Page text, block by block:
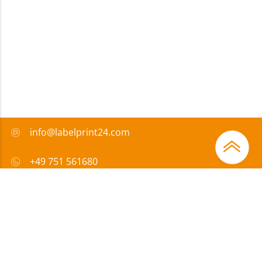
info@labelprint24.com
+49 751 561680